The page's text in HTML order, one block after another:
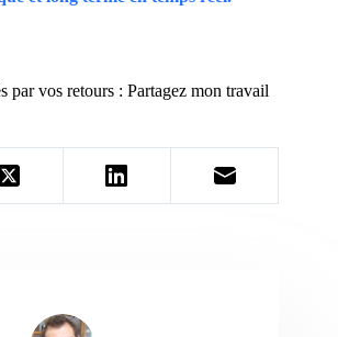
par vos retours : Partagez mon travail